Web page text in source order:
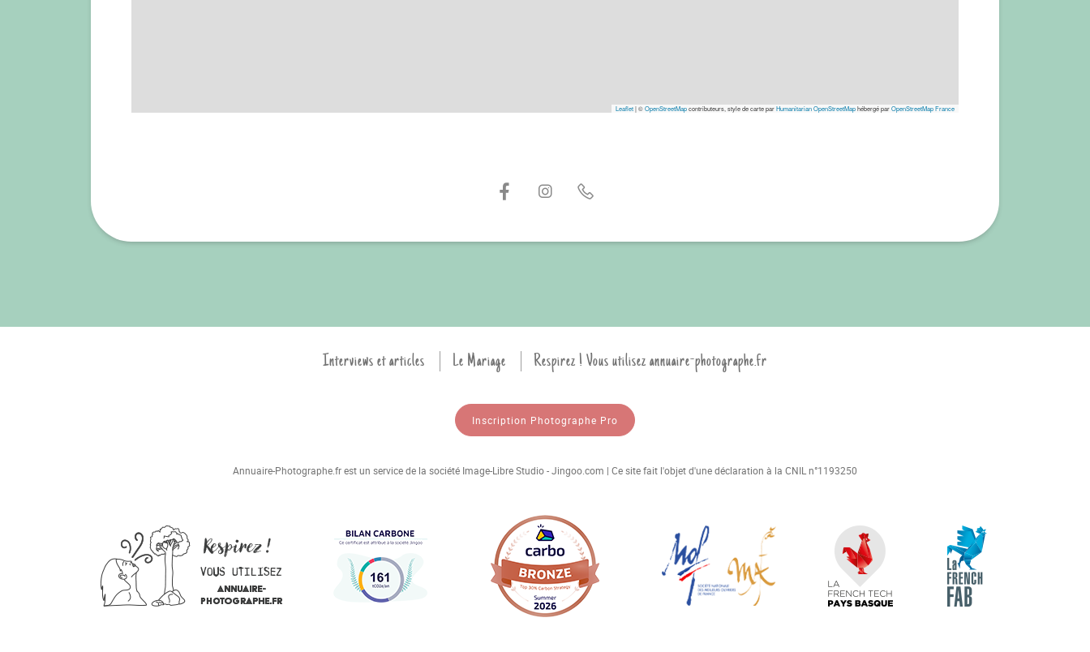
Leaflet|©OpenStreetMapcontributeurs, style de carte parHumanitarian OpenStreetMaphébergé parOpenStreetMap France
Interviews et articles Le Mariage Respirez ! Vous utilisez annuaire-photographe.fr
Inscription Photographe Pro
Annuaire-Photographe.fr est un service de la société Image-Libre Studio - Jingoo.com | Ce site fait l'objet d'une déclaration à la CNIL n°1193250